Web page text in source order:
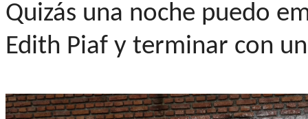
Quizás una noche puedo
Edith Piaf y terminar con